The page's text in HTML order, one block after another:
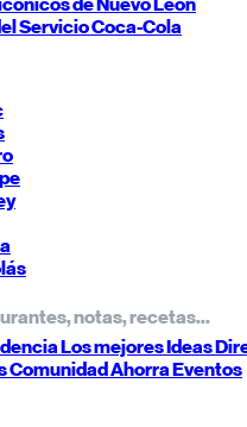
Servicio Coca-Cola
Los mejoresIdeas
ComunidadAhorraEventos